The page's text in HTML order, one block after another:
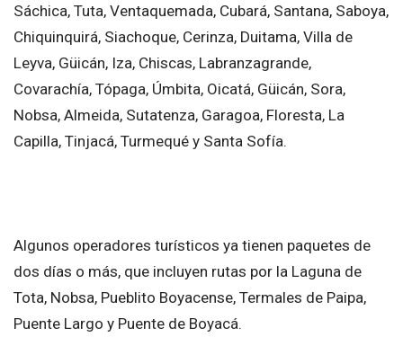
Sáchica, Tuta, Ventaquemada, Cubará, Santana, Saboya,
Chiquinquirá, Siachoque, Cerinza, Duitama, Villa de
Leyva, Güicán, Iza, Chiscas, Labranzagrande,
Covarachía, Tópaga, Úmbita, Oicatá, Güicán, Sora,
Nobsa, Almeida, Sutatenza, Garagoa, Floresta, La
Capilla, Tinjacá, Turmequé y Santa Sofía.
Algunos operadores turísticos ya tienen paquetes de
dos días o más, que incluyen rutas por la Laguna de
Tota, Nobsa, Pueblito Boyacense, Termales de Paipa,
Puente Largo y Puente de Boyacá.